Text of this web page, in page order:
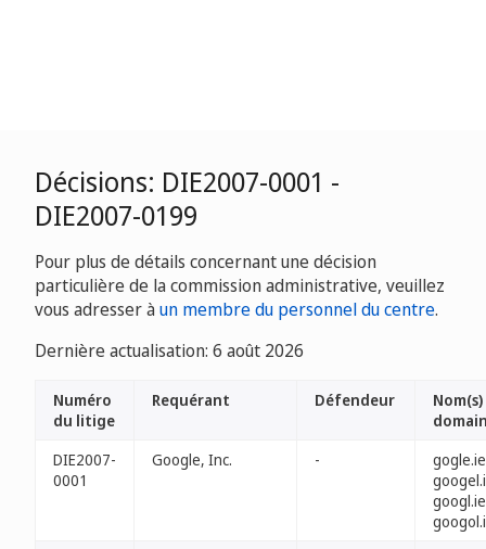
Décisions: DIE2007-0001 -
DIE2007-0199
Pour plus de détails concernant une décision
particulière de la commission administrative, veuillez
vous adresser àun membre du personnel du centre.
Dernière actualisation: 6 août 2026
Numéro
du litige
Requérant Défendeur
DIE2007-
0001
Google, Inc. -
gogle.ie
googl.ie